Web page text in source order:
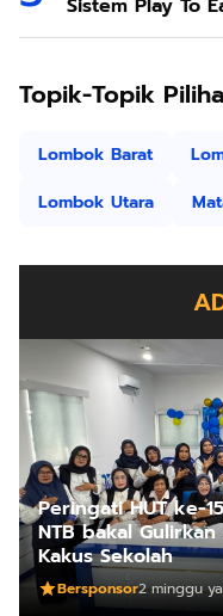
Sistem Play To
Topik-Topik
Lombok Barat
Lombok Utara
Peringati HUT ke-
NTB bakal
Kakus Sekolah
Bersponsor2 minggu